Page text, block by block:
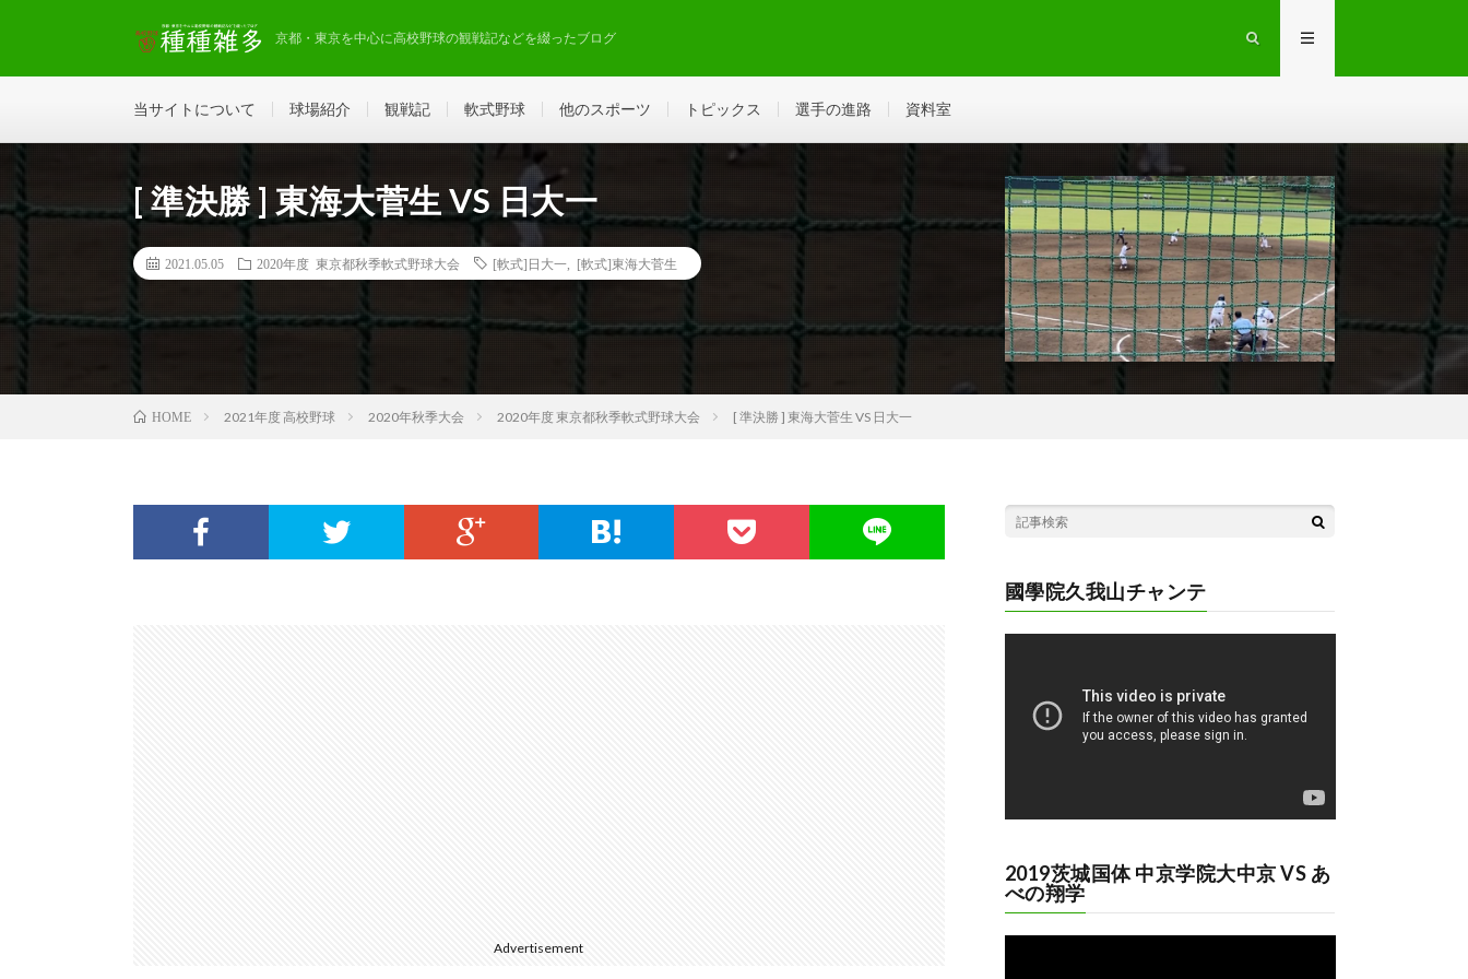
京都・東京を中心に高校野球の観戦記などを綴ったブログ
当サイトについて 球場紹介 観戦記 軟式野球 他のスポーツ トピックス 選手の進路 資料室
[ 準決勝 ] 東海大菅生 VS 日大一
2021.05.05 2020年度 東京都秋季軟式野球大会 [軟式]日大一 [軟式]東海大菅生
HOME 2021年度 高校野球 2020年秋季大会 2020年度 東京都秋季軟式野球大会 [ 準決勝 ] 東海大菅生 VS 日大一
Advertisement
國學院久我山チャンテ
動
2019茨城国体 中京学院大中京 VS あ
べの翔学
動